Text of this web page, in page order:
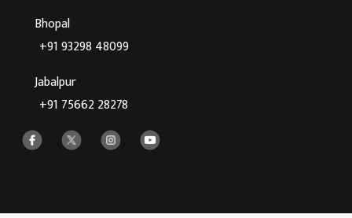
Bhopal
+91 93298 48099
Jabalpur
+91 75662 28278